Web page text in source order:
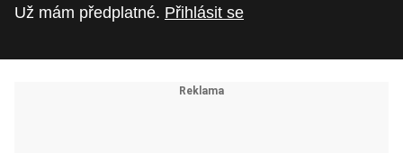
Už mám předplatné. Přihlásit se